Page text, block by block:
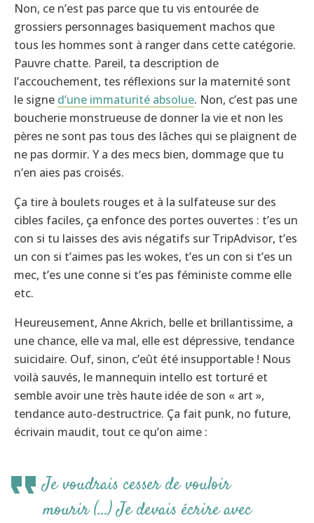
Non, ce n’est pas parce que tu vis entourée de
grossiers personnages basiquement machos que
tous les hommes sont à ranger dans cette catégorie.
Pauvre chatte. Pareil, ta description de
l’accouchement, tes réflexions sur la maternité sont
le signe d’une immaturité absolue. Non, c’est pas une
boucherie monstrueuse de donner la vie et non les
pères ne sont pas tous des lâches qui se plaignent de
ne pas dormir. Y a des mecs bien, dommage que tu
n’en aies pas croisés.
Ça tire à boulets rouges et à la sulfateuse sur des
cibles faciles, ça enfonce des portes ouvertes : t’es un
con si tu laisses des avis négatifs sur TripAdvisor, t’es
un con si t’aimes pas les wokes, t’es un con si t’es un
mec, t’es une conne si t’es pas féministe comme elle
etc.
Heureusement, Anne Akrich, belle et brillantissime, a
une chance, elle va mal, elle est dépressive, tendance
suicidaire. Ouf, sinon, c’eût été insupportable ! Nous
voilà sauvés, le mannequin intello est torturé et
semble avoir une très haute idée de son « art »,
tendance auto-destructrice. Ça fait punk, no future,
écrivain maudit, tout ce qu’on aime :
Je voudrais cesser de vouloir
mourir (…) Je devais écrire avec